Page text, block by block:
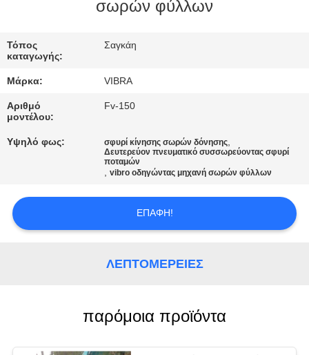
ΕΡΓΟΣΤΑΣΊΩΝ
ΠΟΙΟΤΙΚΌΣ
ΈΛΕΓΧΟΣ
ΜΑΣ
ΕΛΆΤΕ
ΜΕ
σωρών φύλλων
Τόπος
καταγωγής:
Σαγκάη
Μάρκα: VIBRA
Αριθμό
μοντέλου:
Fv-150
Υψηλό φως: σφυρί κίνησης σωρών δόνησης,
Δευτερεύον πνευματικό συσσωρεύοντας σφυρί
ποταμών
,vibro οδηγώντας μηχανή σωρών φύλλων
ΕΠΑΦΉ!
ΛΕΠΤΟΜΈΡΕΙΕΣ
παρόμοια προϊόντα